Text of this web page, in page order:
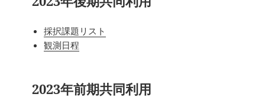
採択課題リスト
観測日程
2023年前期共同利用